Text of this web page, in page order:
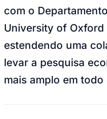
Anuncie no Portal
Guia de Empresas
Divulgar Vagas
Publicidade Legal
Negócios Regionais
Turismo
Segurança Regional
com o
University of
estendendo uma
levar a pesquisa
mais amplo em